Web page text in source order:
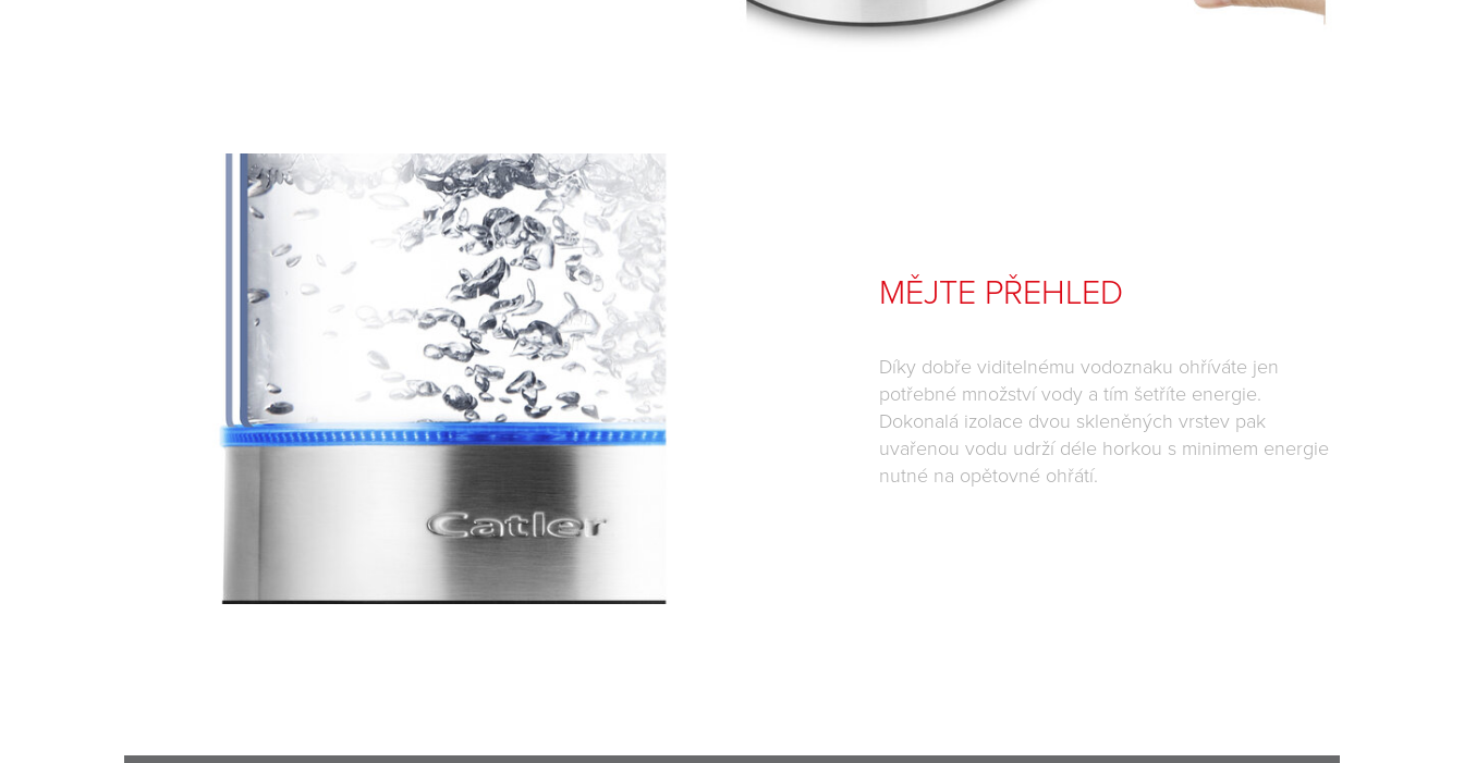
MĚJTE PŘEHLED
Díky dobře viditelnému vodoznaku ohříváte jen
potřebné množství vody a tím šetříte energie.
Dokonalá izolace dvou skleněných vrstev pak
uvařenou vodu udrží déle horkou s minimem energie
nutné na opětovné ohřátí.